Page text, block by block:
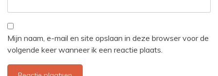
Mijn naam, e-mail en site opslaan in deze browser voor de
volgende keer wanneer ik een reactie plaats.